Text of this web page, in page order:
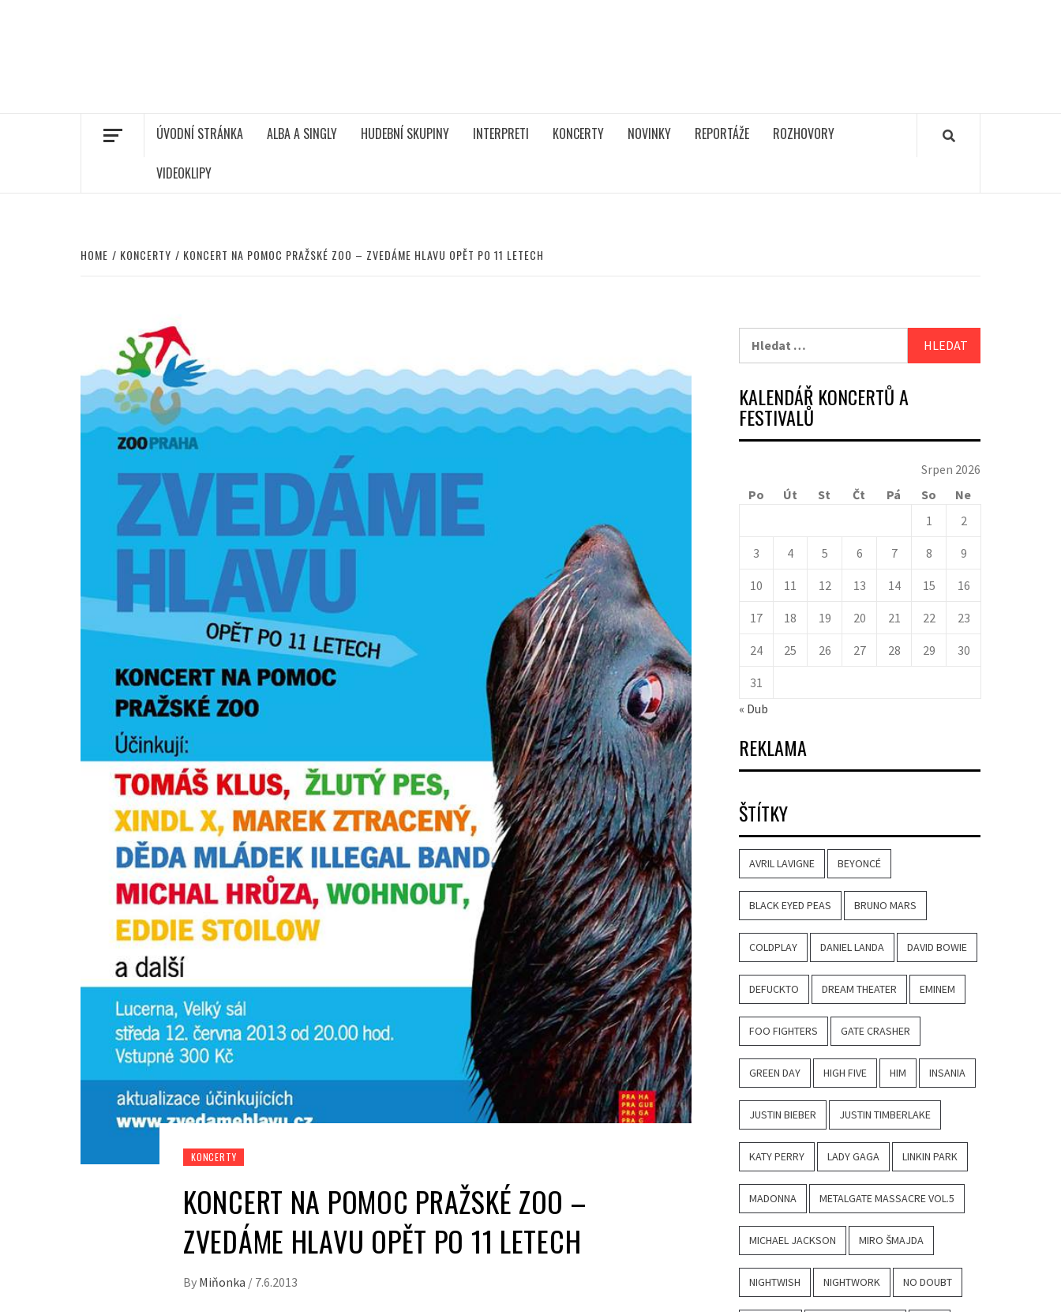
ÚVODNÍ STRÁNKA ALBA A SINGLY HUDEBNÍ SKUPINY INTERPRETI KONCERTY NOVINKY REPORTÁŽE ROZHOVORY
VIDEOKLIPY
HOME KONCERTY KONCERT NA POMOC PRAŽSKÉ ZOO – ZVEDÁME HLAVU OPĚT PO 11 LETECH
KONCERTY
KONCERT NA POMOC PRAŽSKÉ ZOO –
ZVEDÁME HLAVU OPĚT PO 11 LETECH
By Miňonka / 7.6.2013
KALENDÁŘ KONCERTŮ A
FESTIVALŮ
Srpen 2026
Po
Út St Čt Pá So
Ne
1
2
3 4 5 6 7 8 9
10 11 12 13 14 15 16
17 18 19 20 21 22 23
24 25 26 27 28 29 30
31
« Dub
REKLAMA
ŠTÍTKY
AVRIL LAVIGNE BEYONCÉ
BLACK EYED PEAS BRUNO MARS
COLDPLAY DANIEL LANDA DAVID BOWIE
DEFUCKTO DREAM THEATER EMINEM
FOO FIGHTERS GATE CRASHER
GREEN DAY HIGH FIVE HIM INSANIA
JUSTIN BIEBER JUSTIN TIMBERLAKE
KATY PERRY LADY GAGA LINKIN PARK
MADONNA METALGATE MASSACRE VOL.5
MICHAEL JACKSON MIRO ŠMAJDA
NIGHTWISH NIGHTWORK NO DOUBT